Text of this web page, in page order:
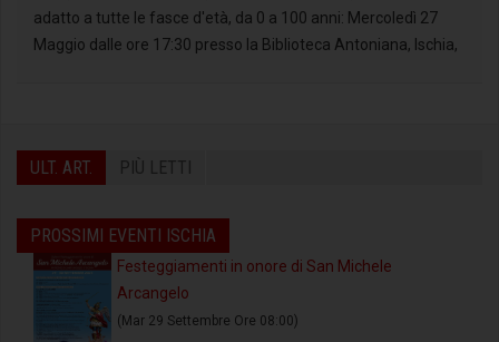
adatto a tutte le fasce d'età, da 0 a 100 anni: Mercoledì 27
Maggio dalle ore 17:30 presso la Biblioteca Antoniana, Ischia,
ULT. ART. PIÙ LETTI
PROSSIMI EVENTI ISCHIA
Festeggiamenti in onore di San Michele
Arcangelo
(Mar 29 Settembre Ore 08:00)